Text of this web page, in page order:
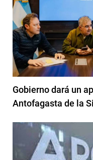
Gobierno dará un
Antofagasta de la